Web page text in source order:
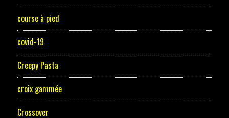
course à pied
covid-19
Creepy Pasta
croix gammée
Crossover